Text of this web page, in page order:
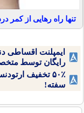
تنها راه رهایی از کمر
ایمپلنت اقساطی
رایگان توسط
۵۰٪ تخفیف
سفته!